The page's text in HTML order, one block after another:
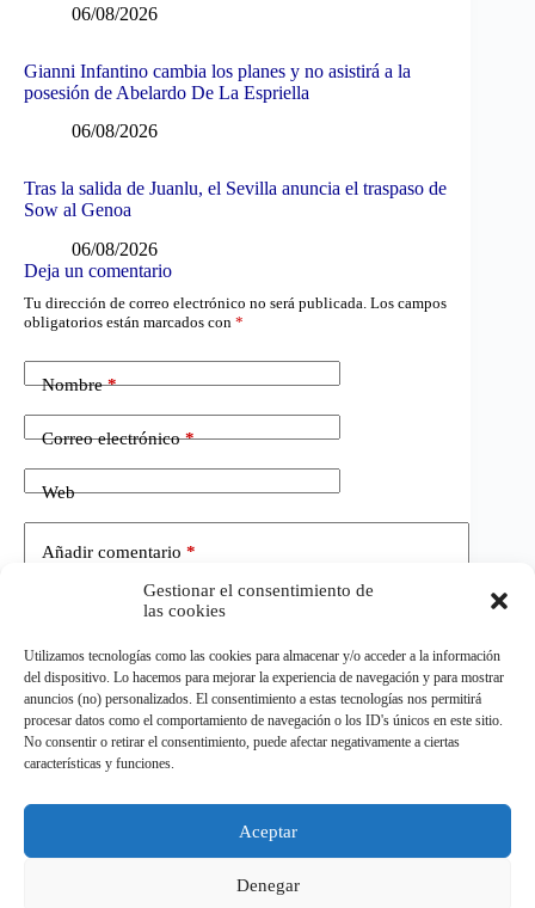
Gestionar el consentimiento de
las cookies
Utilizamos tecnologías como las cookies para almacenar y/o acceder a la información
del dispositivo. Lo hacemos para mejorar la experiencia de navegación y para mostrar
anuncios (no) personalizados. El consentimiento a estas tecnologías nos permitirá
procesar datos como el comportamiento de navegación o los ID's únicos en este sitio.
No consentir o retirar el consentimiento, puede afectar negativamente a ciertas
características y funciones.
Aceptar
Denegar
06/08/2026
Gianni Infantino cambia los planes y no asistirá a la
posesión de Abelardo De La Espriella
06/08/2026
Tras la salida de Juanlu, el Sevilla anuncia el traspaso de
Sow al Genoa
06/08/2026
Deja un comentario
Tu dirección de correo electrónico no será publicada. Los campos
obligatorios están marcados con *
Nombre*
Correo electrónico*
Web
Añadir comentario *
Publicar el comentario
Todos los derechos reservados.